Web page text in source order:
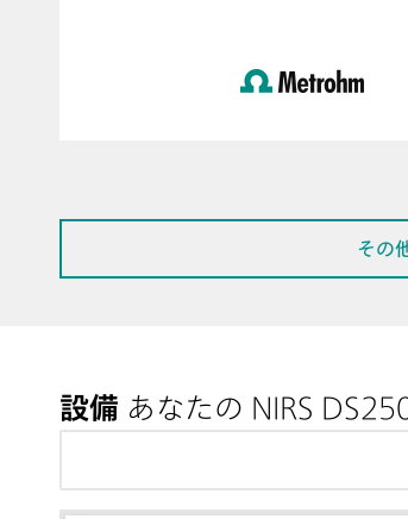
その
設備 あなたの NIRS